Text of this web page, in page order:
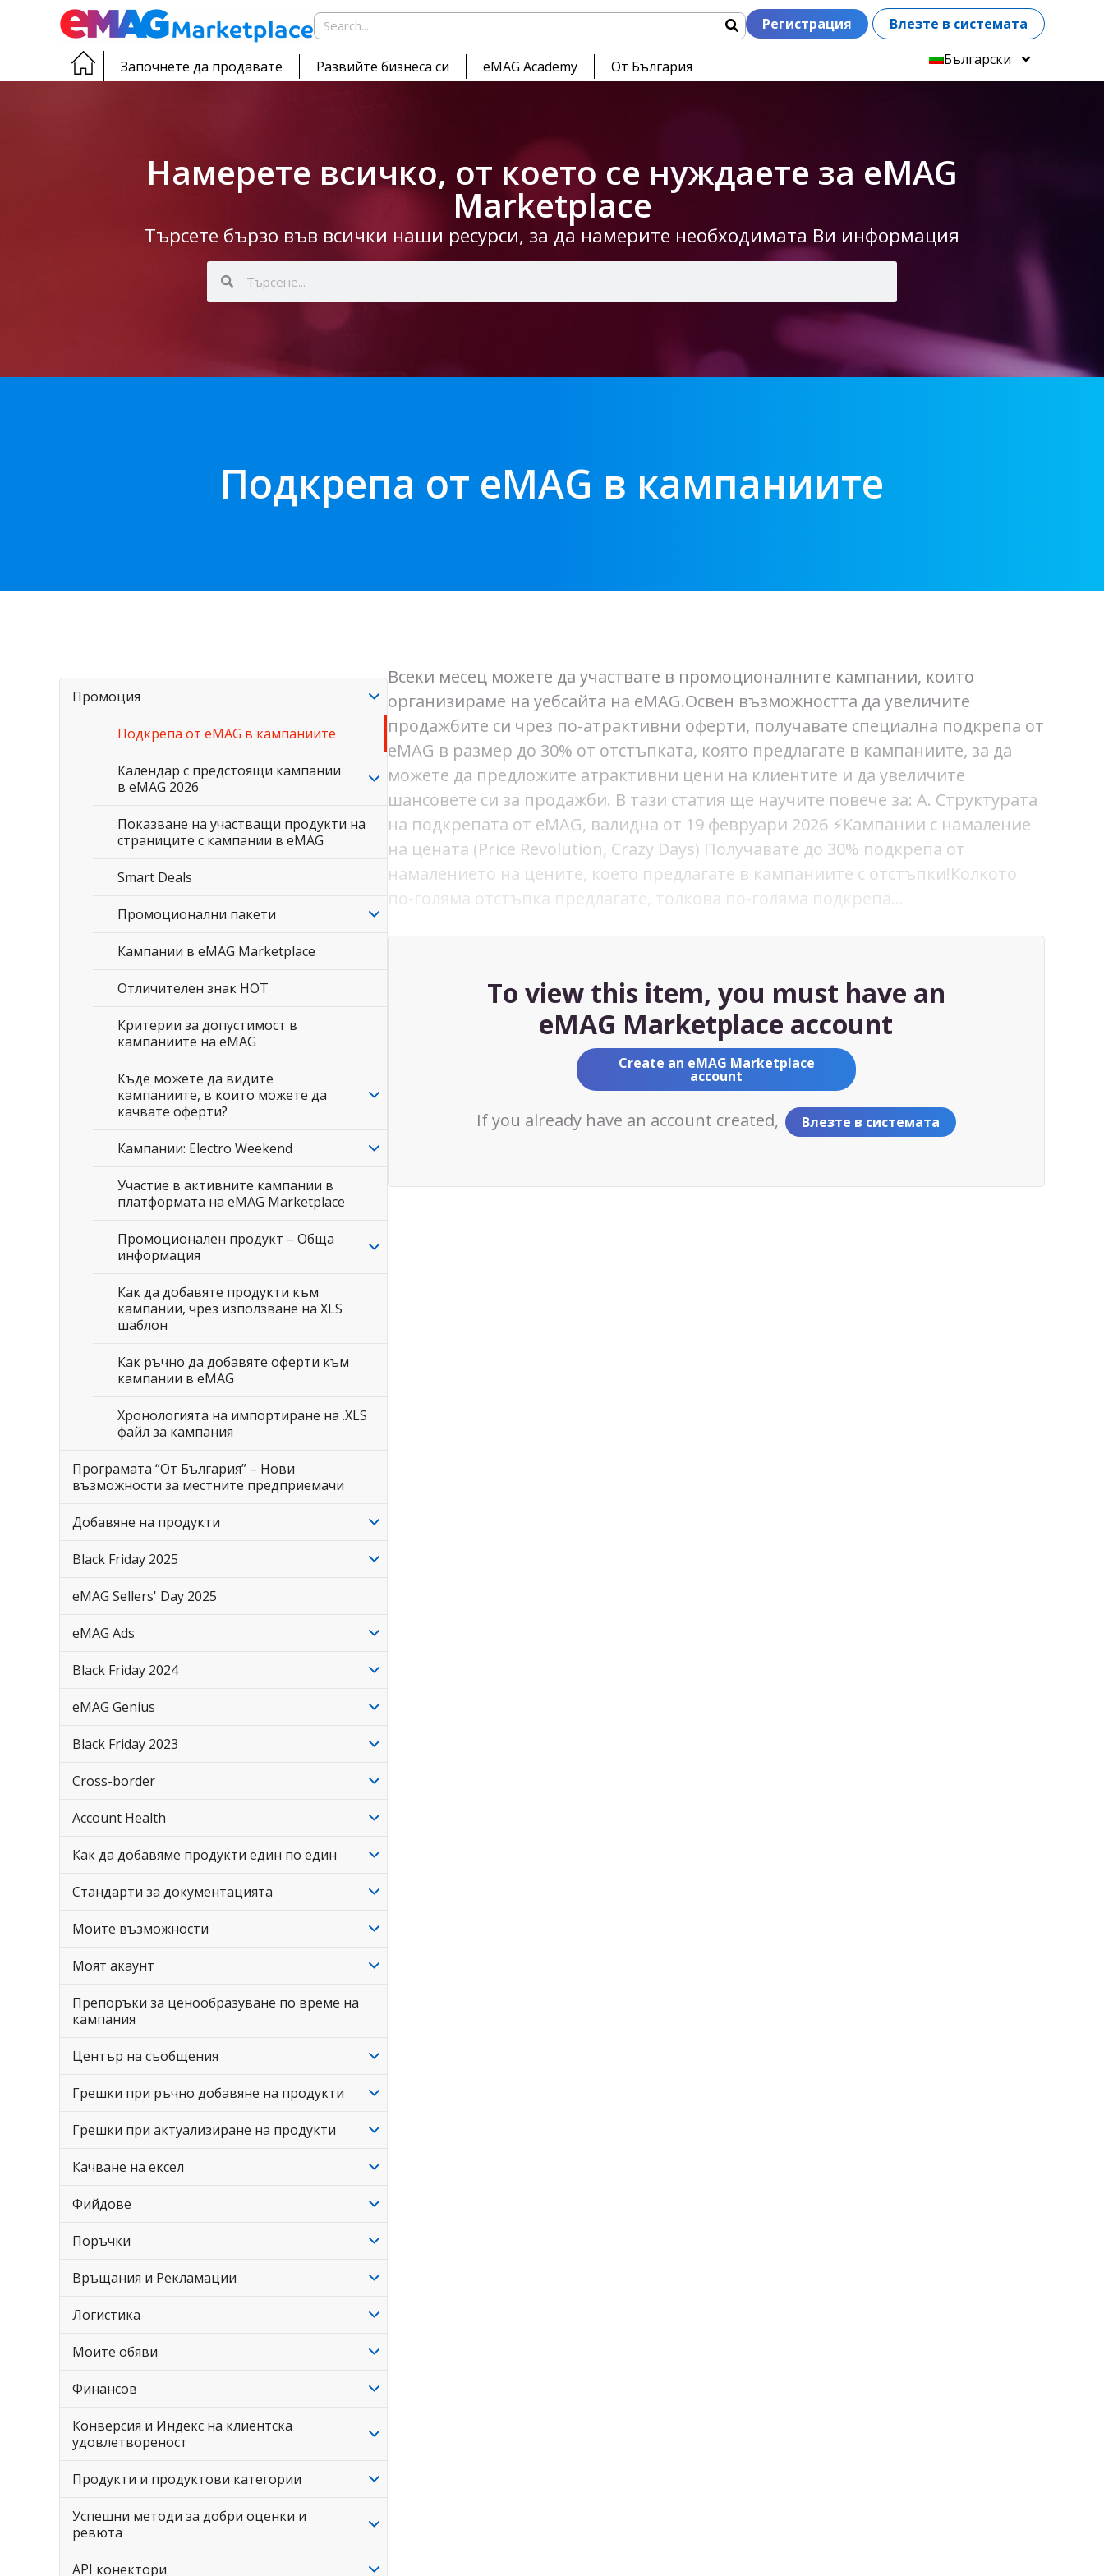
Регистрация Влезте в системата
Започнете да продавате Развийте бизнеса си eMAG Academy От България Български
Намерете всичко, от което се нуждаете за eMAG
Marketplace
Търсете бързо във всички наши ресурси, за да намерите необходимата Ви информация
Подкрепа от eMAG в кампаниите
Промоция
Подкрепа от eMAG в кампаниите
Календар с предстоящи кампании
в eMAG 2026
Показване на участващи продукти на
страниците с кампании в eMAG
Smart Deals
Промоционални пакети
Кампании в eMAG Marketplace
Отличителен знак HOT
Критерии за допустимост в
кампаниите на eMAG
Къде можете да видите
кампаниите, в които можете да
качвате оферти?
Кампании: Electro Weekend
Участие в активните кампании в
платформата на eMAG Marketplace
Промоционален продукт – Обща
информация
Как да добавяте продукти към
кампании, чрез използване на XLS
шаблон
Как ръчно да добавяте оферти към
кампании в eMAG
Хронологията на импортиране на .XLS
файл за кампания
Програмата “От България” – Нови
възможности за местните предприемачи
Добавяне на продукти
Black Friday 2025
eMAG Sellers' Day 2025
eMAG Ads
Black Friday 2024
eMAG Genius
Black Friday 2023
Cross-border
Account Health
Как да добавяме продукти един по един
Стандарти за документацията
Моите възможности
Моят акаунт
Препоръки за ценообразуване по време на
кампания
Център на съобщения
Грешки при ръчно добавяне на продукти
Грешки при актуализиране на продукти
Качване на ексел
Фийдове
Поръчки
Връщания и Рекламации
Логистика
Моите обяви
Финансов
Конверсия и Индекс на клиентска
удовлетвореност
Продукти и продуктови категории
Успешни методи за добри оценки и
ревюта
API конектори
Всеки месец можете да участвате в промоционалните кампании, които
организираме на уебсайта на eMAG.Освен възможността да увеличите
продажбите си чрез по-атрактивни оферти, получавате специална подкрепа от
eMAG в размер до 30% от отстъпката, която предлагате в кампаниите, за да
можете да предложите атрактивни цени на клиентите и да увеличите
шансовете си за продажби. В тази статия ще научите повече за: A. Структурата
на подкрепата от eMAG, валидна от 19 февруари 2026 ⚡Кампании с намаление
на цената (Price Revolution, Crazy Days) Получавате до 30% подкрепа от
намалението на цените, което предлагате в кампаниите с отстъпки!Колкото
по-голяма отстъпка предлагате, толкова по-голяма подкрепа…
To view this item, you must have an
eMAG Marketplace account
Create an eMAG Marketplace
account
If you already have an account created, Влезте в системата